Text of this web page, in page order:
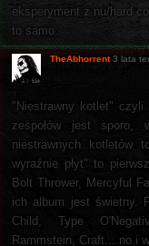
eksperyment z nu/hard
to samo.
TheAbhorrent 3 lata
"Niestrawny kotlet"
zespołów jest
niestrawnych kotletów
wyraźnie płyt" to
Bolt Thrower, Mercyful
ich album jest świetny.
Child, Type
Rammstein, Craft... no i